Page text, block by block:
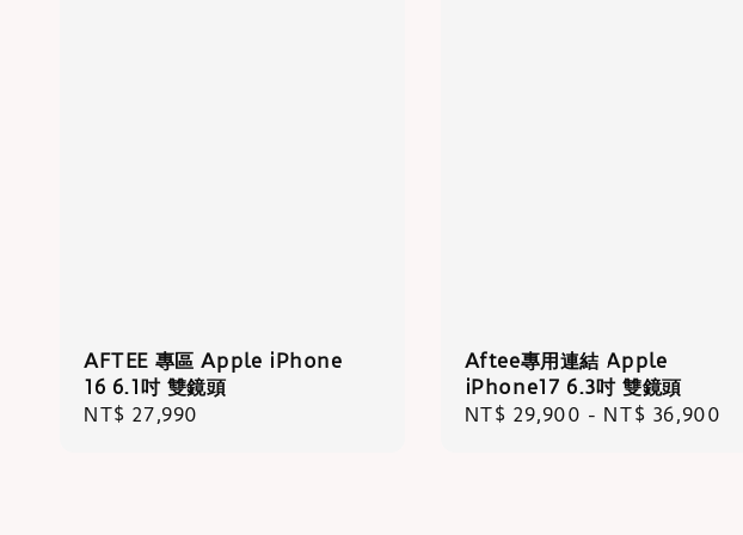
AFTEE 專區 Apple iPhone
16 6.1吋 雙鏡頭
Regular
NT$ 27,990
Aftee專用連結 Apple
iPhone17 6.3吋 雙鏡頭
Regular
NT$ 29,900 - NT$ 36,900